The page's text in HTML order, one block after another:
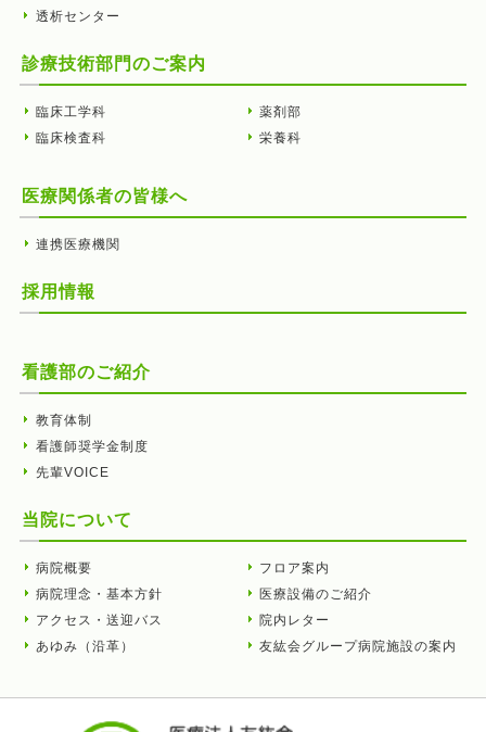
透析センター
診療技術部門のご案内
臨床工学科
臨床検査科
薬剤部
栄養科
医療関係者の皆様へ
連携医療機関
採用情報
看護部のご紹介
教育体制
看護師奨学金制度
先輩VOICE
当院について
病院概要
病院理念・基本方針
アクセス・送迎バス
あゆみ（沿革）
フロア案内
医療設備のご紹介
院内レター
友紘会グループ病院施設の案内